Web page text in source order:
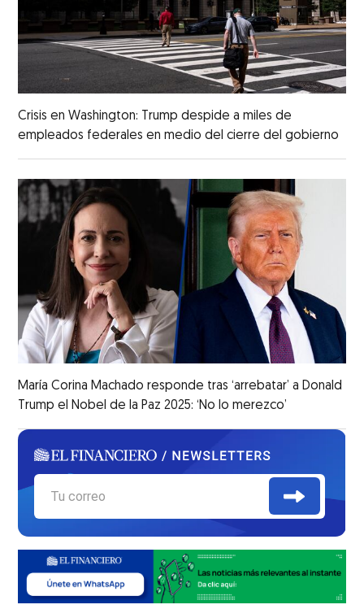
Crisis en Washington: Trump despide a miles de
empleados federales en medio del cierre del gobierno
María Corina Machado responde tras ‘arrebatar’ a Donald
Trump el Nobel de la Paz 2025: ‘No lo merezco’